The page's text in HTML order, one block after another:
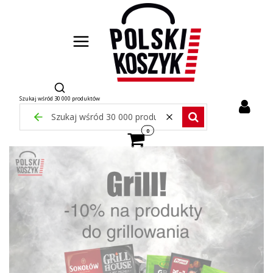
Otwórz wyszukiwarkę
Szukaj wśród 30 000 produktów
Zamknij wyszukiwarkę WyczyśćSzukaj wśród 30 000
Produkty w koszyku: 0. Zobacz